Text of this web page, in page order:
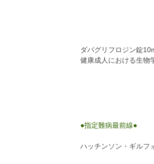
ダパグリフロジン錠
健康成人における生
●指定難病最前線●
ハッチンソン・ギルフ